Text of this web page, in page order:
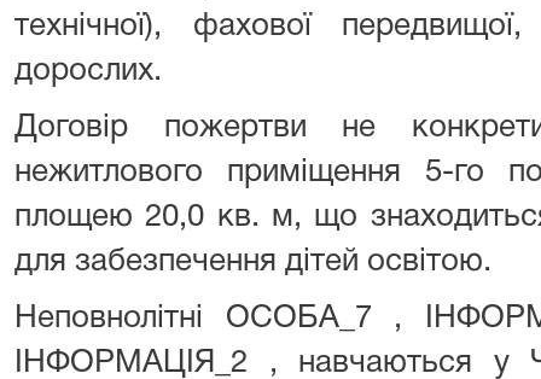
технічної), фахової
дорослих.
Договір пожертви не
нежитлового приміщення 5-го
площею 20,0 кв. м, що
для забезпечення дітей освітою.
Неповнолітні ОСОБА_7 ,
ІНФОРМАЦІЯ_2 , навчаються у